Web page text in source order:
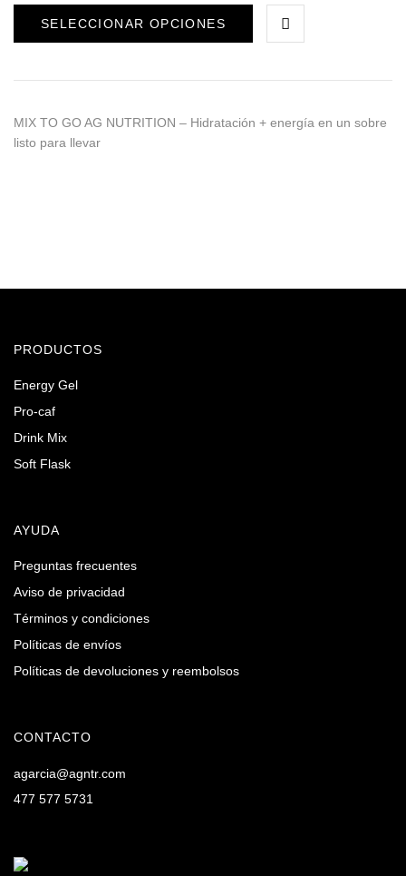
SELECCIONAR OPCIONES
MIX TO GO AG NUTRITION – Hidratación + energía en un sobre
listo para llevar
PRODUCTOS
Energy Gel
Pro-caf
Drink Mix
Soft Flask
AYUDA
Preguntas frecuentes
Aviso de privacidad
Términos y condiciones
Políticas de envíos
Políticas de devoluciones y reembolsos
CONTACTO
agarcia@agntr.com
477 577 5731